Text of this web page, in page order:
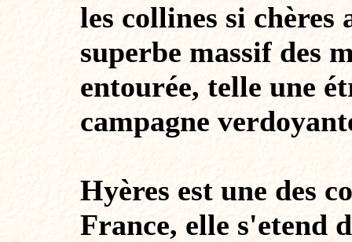
les collines si
superbe massif des
entourée, telle une
campagne
Hyères est une des
France, elle s'etend